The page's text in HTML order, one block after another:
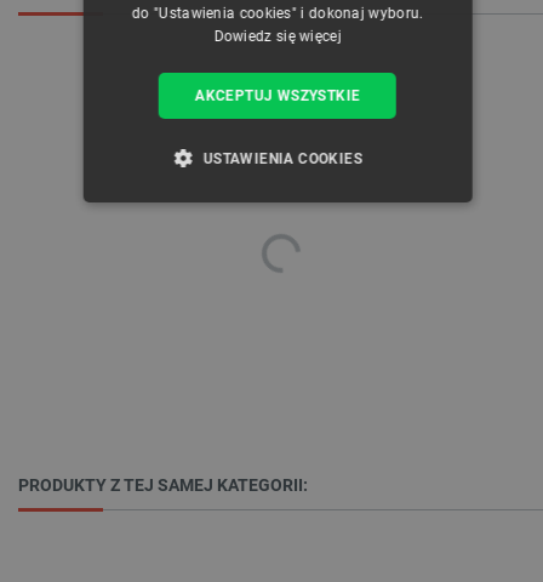
PRODUKTY Z TEJ SAMEJ KATEGORII:
do "Ustawienia cookies" i dokonaj wyboru.
Dowiedz się więcej
AKCEPTUJ WSZYSTKIE
USTAWIENIA COOKIES
TARGETOWANIE